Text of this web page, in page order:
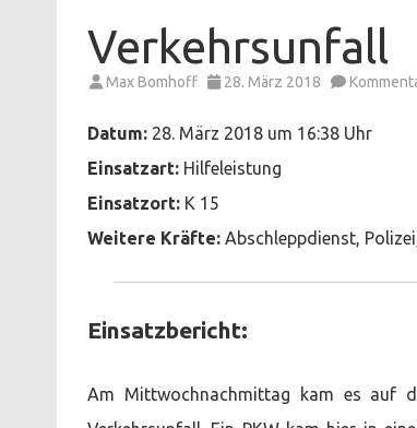
Verkehrsunfall
Max Bomhoff 28. März 2018
Datum: 28. März 2018 um 16:38 Uhr
Einsatzart: Hilfeleistung
Einsatzort: K 15
Weitere Kräfte: Abschleppdienst,
Einsatzbericht:
Am Mittwochnachmittag kam es auf